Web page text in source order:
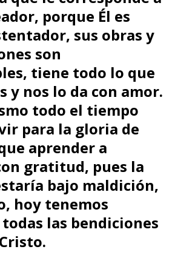
porque Él es
sus obras y
son
tiene todo lo que
y nos lo da con amor.
todo el tiempo
para la gloria de
aprender a
gratitud, pues la
bajo maldición,
hoy tenemos
las bendiciones